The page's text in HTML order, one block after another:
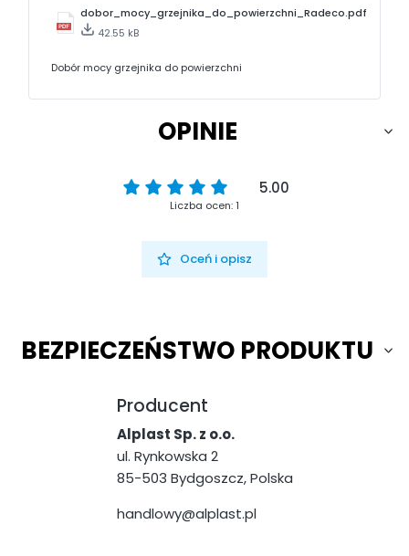
dobor_mocy_grzejnika_do_powierzchni_Radeco.pdf
42.55 kB
Dobór mocy grzejnika do powierzchni
OPINIE
5.00
Liczba ocen: 1
Oceń i opisz
BEZPIECZEŃSTWO PRODUKTU
Producent
Alplast Sp. z o.o.
ul. Rynkowska 2
85-503 Bydgoszcz, Polska
handlowy@alplast.pl